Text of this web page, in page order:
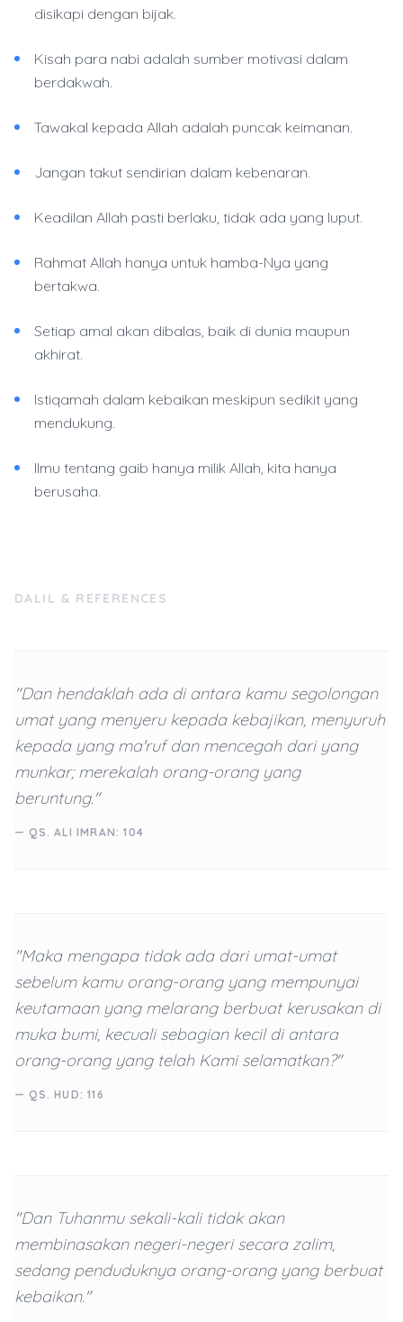
disikapi dengan bijak.
Kisah para nabi adalah sumber motivasi dalam
berdakwah.
Tawakal kepada Allah adalah puncak keimanan.
Jangan takut sendirian dalam kebenaran.
Keadilan Allah pasti berlaku, tidak ada yang luput.
Rahmat Allah hanya untuk hamba-Nya yang
bertakwa.
Setiap amal akan dibalas, baik di dunia maupun
akhirat.
Istiqamah dalam kebaikan meskipun sedikit yang
mendukung.
Ilmu tentang gaib hanya milik Allah, kita hanya
berusaha.
DALIL & REFERENCES
"Dan hendaklah ada di antara kamu segolongan
umat yang menyeru kepada kebajikan, menyuruh
kepada yang ma'ruf dan mencegah dari yang
munkar; merekalah orang-orang yang
beruntung."
— QS. ALI IMRAN: 104
"Maka mengapa tidak ada dari umat-umat
sebelum kamu orang-orang yang mempunyai
keutamaan yang melarang berbuat kerusakan di
muka bumi, kecuali sebagian kecil di antara
orang-orang yang telah Kami selamatkan?"
— QS. HUD: 116
"Dan Tuhanmu sekali-kali tidak akan
membinasakan negeri-negeri secara zalim,
sedang penduduknya orang-orang yang berbuat
kebaikan."